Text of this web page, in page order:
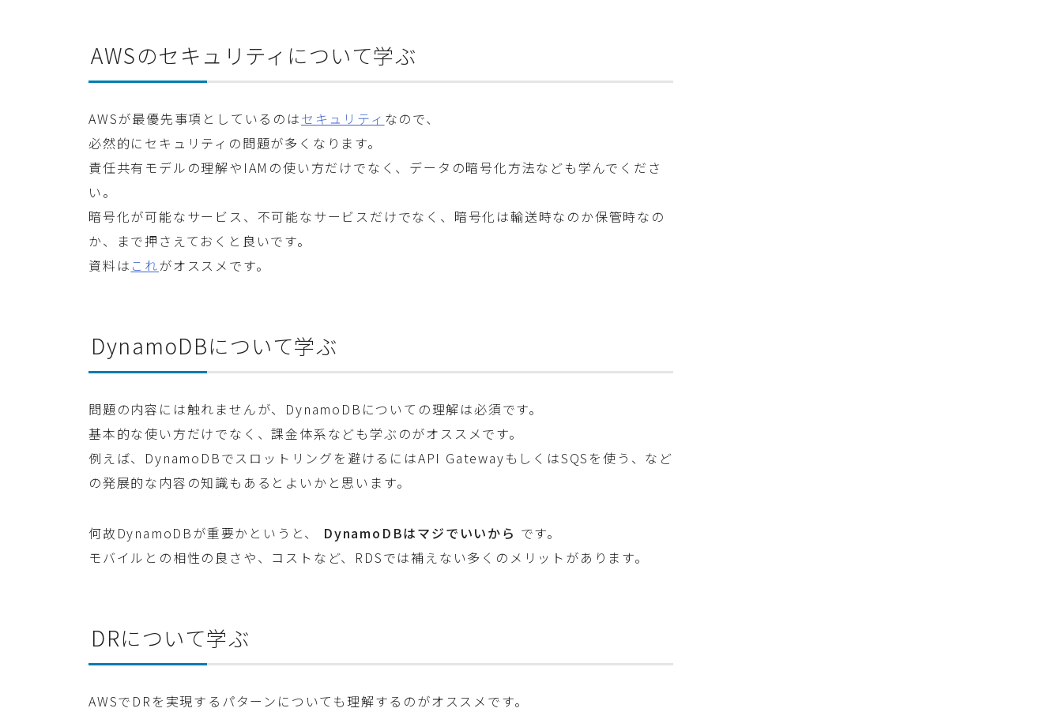
AWSのセキュリティについて学ぶ
AWSが最優先事項としているのはセキュリティ なので、
必然的にセキュリティの問題が多くなります。
責任共有モデルの理解やIAMの使い方だけでなく、データの暗号化方法なども学んでくださ
い。
暗号化が可能なサービス、不可能なサービスだけでなく、暗号化は輸送時なのか保管時なの
か、まで押さえておくと良いです。
資料は これがオススメです。
DynamoDBについて学ぶ
問題の内容には触れませんが、DynamoDBについての理解は必須です。
基本的な使い方だけでなく、課金体系なども学ぶのがオススメです。
例えば、DynamoDBでスロットリングを避けるにはAPI GatewayもしくはSQSを使う、など
の発展的な内容の知識もあるとよいかと思います。
何故DynamoDBが重要かというと、 DynamoDBはマジでいいから です。
モバイルとの相性の良さや、コストなど、RDSでは補えない多くのメリットがあります。
DRについて学ぶ
AWSでDRを実現するパターンについても理解するのがオススメです。